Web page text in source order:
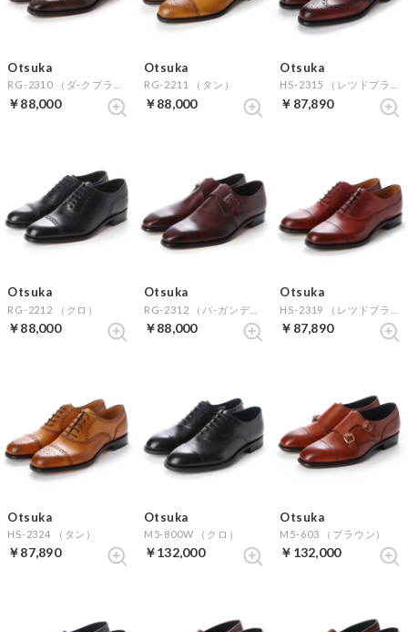
Otsuka
￥88,000
Otsuka
RG-2211 （タン）
￥88,000
Otsuka
￥87,890
Otsuka
RG-2212 （クロ）
￥88,000
Otsuka
￥88,000
Otsuka
￥87,890
Otsuka
HS-2324 （タン）
￥87,890
Otsuka
M5-800W （クロ）
￥132,000
Otsuka
M5-603 （ブラウン）
￥132,000